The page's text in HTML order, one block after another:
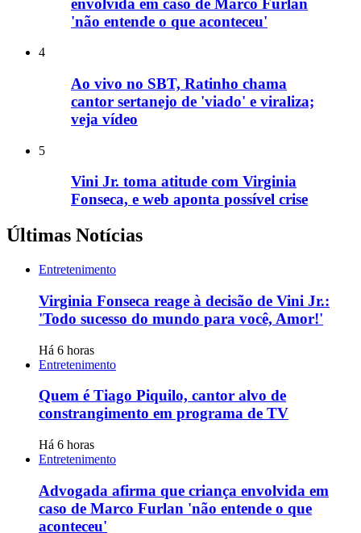
'não entende o que aconteceu'
4
Ao vivo no SBT, Ratinho chama
cantor sertanejo de 'viado' e viraliza;
veja vídeo
5
Vini Jr. toma atitude com Virginia
Fonseca, e web aponta possível crise
Últimas Notícias
Entretenimento
Virginia Fonseca reage à decisão de Vini Jr.:
'Todo sucesso do mundo para você, Amor!'
Há 6 horas
Entretenimento
Quem é Tiago Piquilo, cantor alvo de
constrangimento em programa de TV
Há 6 horas
Entretenimento
Advogada afirma que criança envolvida em
caso de Marco Furlan 'não entende o que
aconteceu'